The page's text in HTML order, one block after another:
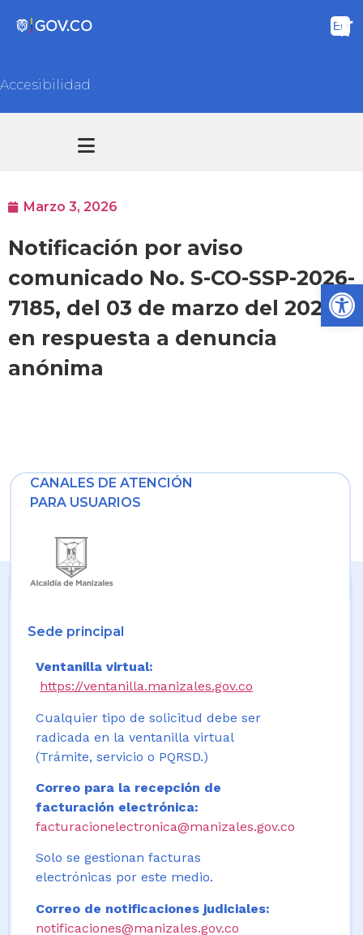
Accesibilidad
Marzo 3, 2026
Notificación por aviso
comunicado No. S-CO-SSP-2026-
7185, del 03 de marzo del 2026,
en respuesta a denuncia
anónima
CANALES DE ATENCIÓN
PARA USUARIOS
Sede principal
Ventanilla virtual:
https://ventanilla.manizales.gov.co
Cualquier tipo de solicitud debe ser
radicada en la ventanilla virtual
(Trámite, servicio o PQRSD.)
Correo para la recepción de
facturación electrónica:
facturacionelectronica@manizales.gov.co
Solo se gestionan facturas
electrónicas por este medio.
Correo de notificaciones judiciales:
notificaciones@manizales.gov.co